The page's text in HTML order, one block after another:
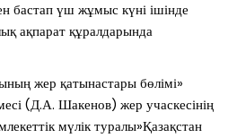
бастап үш жұмыс күні ішінде
ақпарат құралдарында
жер қатынастары бөлімі»
(Д.А. Шакенов) жер учаскесінің
мүлік туралы»Қазақстан